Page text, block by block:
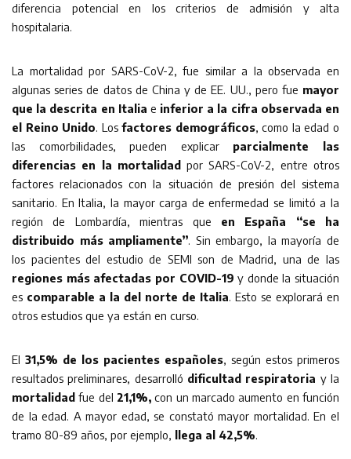
diferencia potencial en los criterios de admisión y alta
hospitalaria.
La mortalidad por SARS-CoV-2, fue similar a la observada en
algunas series de datos de China y de EE. UU., pero fue mayor
que la descrita en Italia e inferior a la cifra observada en
el Reino Unido. Losfactores demográficos, como la edad o
las comorbilidades, pueden explicar parcialmente las
diferencias en la mortalidadpor SARS-CoV-2, entre otros
factores relacionados con la situación de presión del sistema
sanitario. En Italia, la mayor carga de enfermedad se limitó a la
región de Lombardía, mientras que en España “se ha
distribuido más ampliamente”. Sin embargo, la mayoría de
los pacientes del estudio de SEMI son de Madrid, una de las
regiones más afectadas por COVID-19 y donde la situación
es comparable a la del norte de Italia. Esto se explorará en
otros estudios que ya están en curso.
El 31,5% de los pacientes españoles, según estos primeros
resultados preliminares, desarrolló dificultad respiratoria y la
mortalidadfue del 21,1%,con un marcado aumento en función
de la edad. A mayor edad, se constató mayor mortalidad. En el
tramo 80-89 años, por ejemplo, llega al 42,5%.